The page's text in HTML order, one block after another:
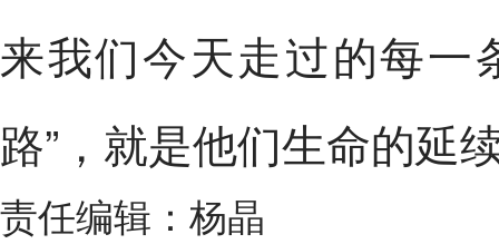
来我们今天走过的每一
路”，就是他们生命的延
责任编辑：杨晶